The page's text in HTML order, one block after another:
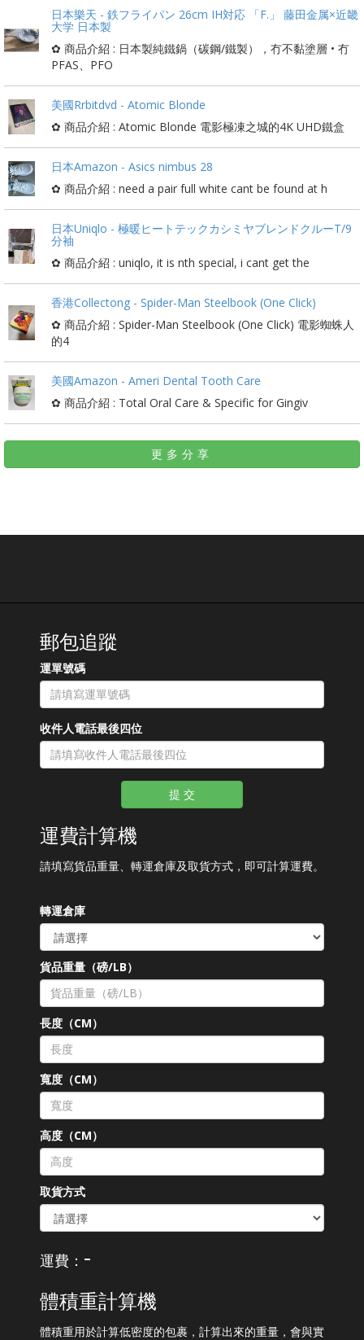
日本樂天 - 鉄フライパン 26cm IH対応 「F.」 藤田金属×近畿
大学 日本製
✿ 商品介紹 : 日本製純鐵鍋（碳鋼/鐵製），冇不黏塗層 • 冇
PFAS、PFO
美國Rrbitdvd - Atomic Blonde
✿ 商品介紹 : Atomic Blonde 電影極凍之城的4K UHD鐵盒
日本Amazon - Asics nimbus 28
✿ 商品介紹 : need a pair full white cant be found at h
日本Uniqlo - 極暖ヒートテックカシミヤブレンドクルーT/9
分袖
✿ 商品介紹 : uniqlo, it is nth special, i cant get the
香港Collectong - Spider-Man Steelbook (One Click)
✿ 商品介紹 : Spider-Man Steelbook (One Click) 電影蜘蛛人
的4
美國Amazon - Ameri Dental Tooth Care
✿ 商品介紹 : Total Oral Care & Specific for Gingiv
更多分享
郵包追蹤
運單號碼
收件人電話最後四位
提 交
運費計算機
請填寫貨品重量、轉運倉庫及取貨方式，即可計算運費。
轉運倉庫
貨品重量（磅/LB）
長度（CM）
寬度（CM）
高度（CM）
取貨方式
運費： -
體積重計算機
體積重用於計算低密度的包裹，計算出來的重量，會與實